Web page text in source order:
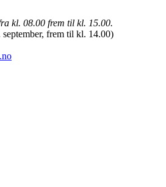
kl. 08.00 frem til kl. 15.00.
frem til kl. 14.00)